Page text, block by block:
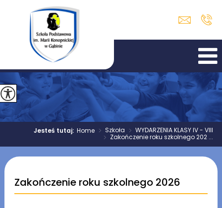
Jesteś tutaj:Home > Szkoła > WYDARZENIA KLASY IV - VIII
> Zakończenie roku szkolnego 202 ...
Zakończenie roku szkolnego 2026